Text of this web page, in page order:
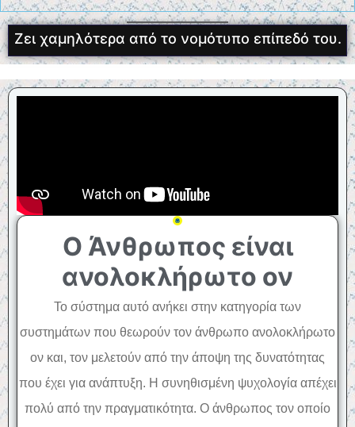
Ζει χαμηλότερα από το νομότυπο επίπεδό του.
Ο Άνθρωπος είναι
ανολοκλήρωτο ον
Το σύστημα αυτό ανήκει στην κατηγορία των
συστημάτων που θεωρούν τον άνθρωπο ανολοκλήρωτο
ον και, τον μελετούν από την άποψη της δυνατότητας
που έχει για ανάπτυξη. Η συνηθισμένη ψυχολογία απέχει
πολύ από την πραγματικότητα. Ο άνθρωπος τον οποίο